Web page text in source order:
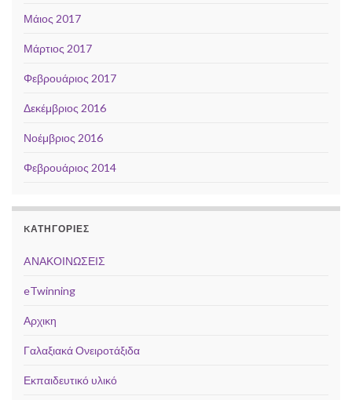
Μάιος 2017
Μάρτιος 2017
Φεβρουάριος 2017
Δεκέμβριος 2016
Νοέμβριος 2016
Φεβρουάριος 2014
KΑΤΗΓΟΡΊΕΣ
AΝΑΚΟΙΝΩΣΕΙΣ
eTwinning
Αρχικη
Γαλαξιακά Ονειροτάξιδα
Εκπαιδευτικό υλικό